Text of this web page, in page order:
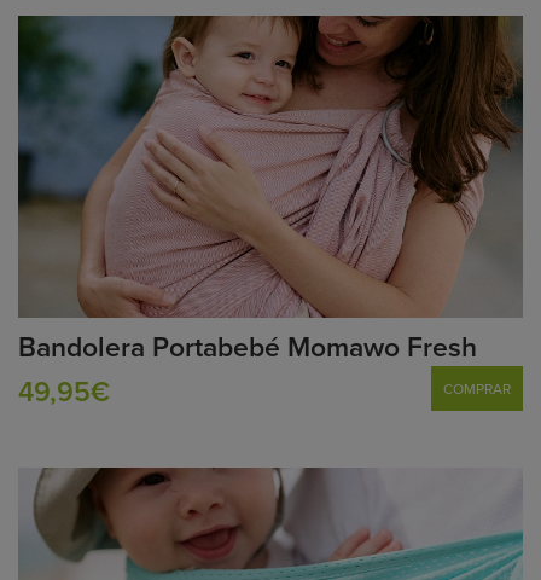
Bandolera Portabebé Momawo Fresh
49,95€
COMPRAR